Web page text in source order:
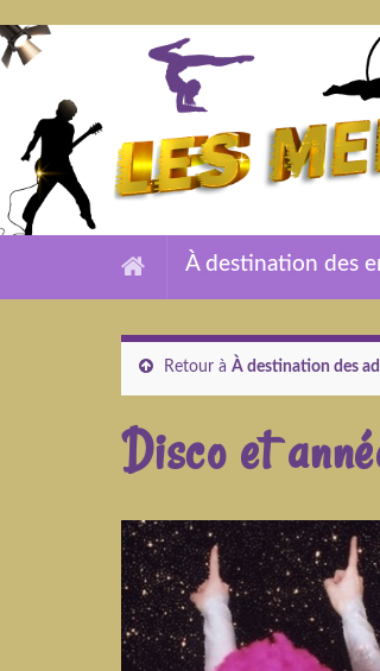
À destination des
Retour à À destination des
Disco et